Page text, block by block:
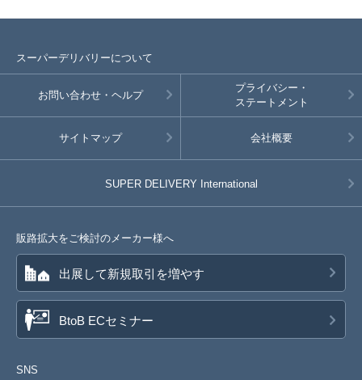
スーパーデリバリーについて
お問い合わせ・ヘルプ
プライバシー・
ステートメント
サイトマップ 会社概要
SUPER DELIVERY International
販路拡大をご検討のメーカー様へ
出展して新規取引を増やす
BtoB ECセミナー
SNS